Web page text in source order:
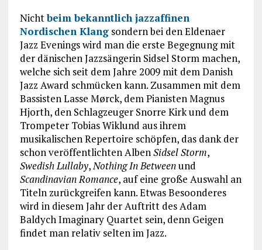
Nichtbeim bekanntlich jazzaffinen
Nordischen Klangsondern bei den Eldenaer
Jazz Evenings wird man die erste Begegnung mit
der dänischen Jazzsängerin Sidsel Storm machen,
welche sich seit dem Jahre 2009 mit dem Danish
Jazz Award schmücken kann. Zusammen mit dem
Bassisten Lasse Mørck, dem Pianisten Magnus
Hjorth, den Schlagzeuger Snorre Kirk und dem
Trompeter Tobias Wiklund aus ihrem
musikalischen Repertoire schöpfen, das dank der
schon veröffentlichten Alben Sidsel Storm,
Swedish Lullaby, Nothing In Betweenund
Scandinavian Romance, auf eine große Auswahl an
Titeln zurückgreifen kann. Etwas Besoonderes
wird in diesem Jahr der Auftritt des Adam
Baldych Imaginary Quartet sein, denn Geigen
findet man relativ selten im Jazz.